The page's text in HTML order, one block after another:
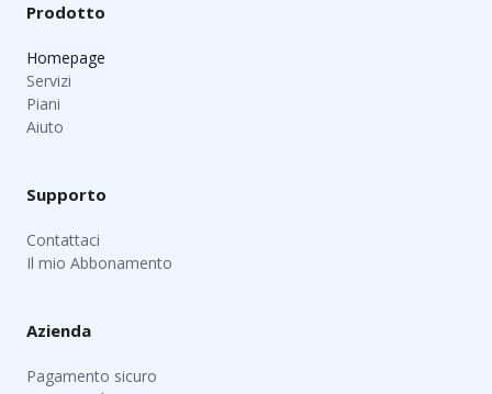
Prodotto
Homepage
Servizi
Piani
Aiuto
Supporto
Contattaci
Il mio Abbonamento
Azienda
Pagamento sicuro